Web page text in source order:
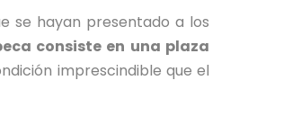
se hayan presentado a los
consiste en una plaza
imprescindible que el